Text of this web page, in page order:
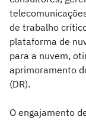
de trabalho
plataforma de
para a nuvem,
aprimoramento
(DR).
O engajamento